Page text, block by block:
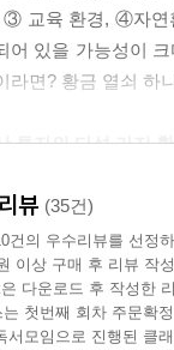
연환경과 부동산
‘신축’을 강하게
, 하천, 공원 등이
의 정책 변화에 따
타운 방식의 대규
는 지역, 마지막으로
③ 교육 환경, ④자연
어 있을 가능성이
라면? 황금 열쇠 하
투자의 다섯 가지
분명한 사실은 계
집은 요건을 충족
붙였다. 저자가 제
는 ‘고소득 직장’
뷰 (35건)
건의 우수리뷰를 선정
이상 구매 후 리뷰 작
다운로드 후 작성한
는 첫번째 회차 주문확
서모임으로 진행된 클